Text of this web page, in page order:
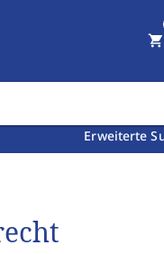
Erweiterte
shopping_cart